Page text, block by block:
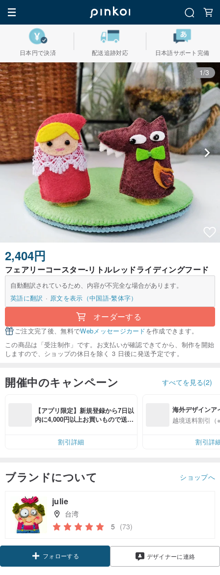
日本円で決済 配送追跡対応 日本語サポート完備
1/3
2,404円
フェアリーコースター-リトルレッドライディングフード
自動翻訳されているため、内容が不完全な場合があります。
英語に翻訳
原文を表示（中国語-繁体字）
オーダーする
ご注文完了後、無料でWebメッセージカードを作成できます。
この商品は「受注制作」です。お支払いが確認できてから、制作を開始
しますので、ショップの休日を除く 3 日後に発送予定です。
開催中のキャンペーン すべてを見る(2)
【アプリ限定】新規登録から7日以
内に4,000円以上お買いもので送料
割引詳細
海外デザインア
入
越境送料割引（
割引詳
ブランドについて ショップへ
julie
台湾
5 (73)
フォローする デザイナーに連絡